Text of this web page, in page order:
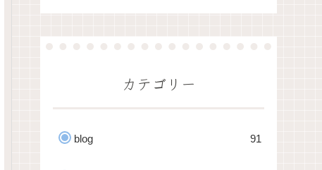
カテゴリー
blog 91